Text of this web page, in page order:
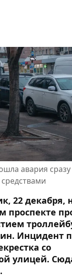
авария
22 декабря,
проспекте
Инцидент
со
улицей.